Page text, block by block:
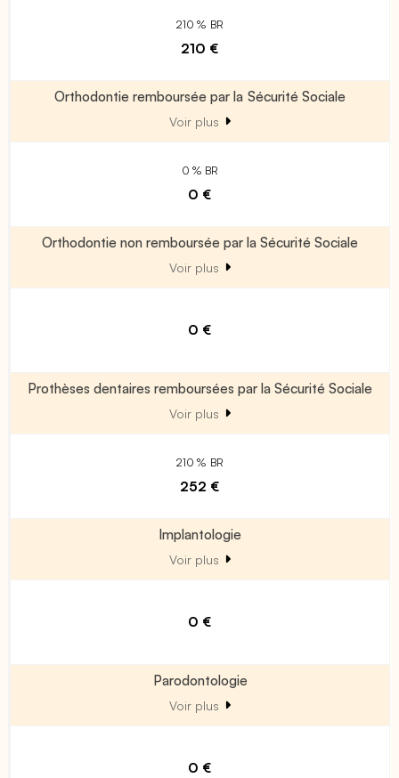
210 % BR
210 €
Orthodontie remboursée par la Sécurité Sociale
Voir plus
0 % BR
0 €
Orthodontie non remboursée par la Sécurité Sociale
Voir plus
0 €
Prothèses dentaires remboursées par la Sécurité Sociale
Voir plus
210 % BR
252 €
Implantologie
Voir plus
0 €
Parodontologie
Voir plus
0 €